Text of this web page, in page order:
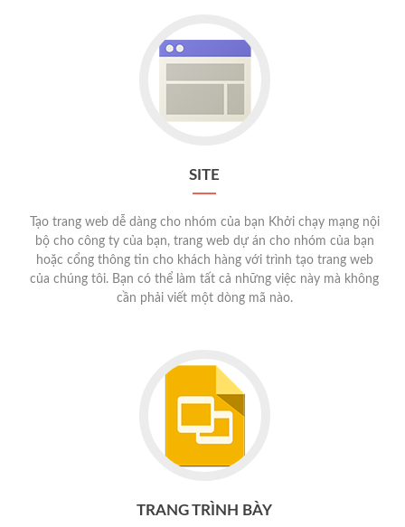
SITE
Tạo trang web dễ dàng cho nhóm của bạn Khởi chạy mạng nội
bộ cho công ty của bạn, trang web dự án cho nhóm của bạn
hoặc cổng thông tin cho khách hàng với trình tạo trang web
của chúng tôi. Bạn có thể làm tất cả những việc này mà không
cần phải viết một dòng mã nào.
TRANG TRÌNH BÀY